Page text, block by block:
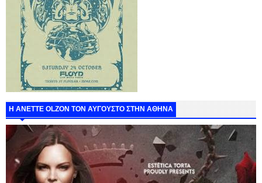
Η ANETTE OLZON ΤΟΝ ΑΥΓΟΥΣΤΟ ΣΤΗΝ ΑΘΗΝΑ